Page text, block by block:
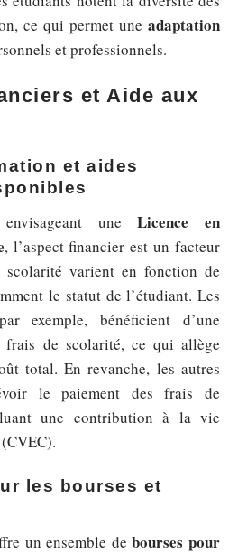
ce qui permet une adaptation
et professionnels.
et Aide aux
et aides
uneLicence en
, l’aspect financier est un facteur
scolarité varient en fonction de
le statut de l’étudiant. Les
exemple, bénéficient d’une
frais de scolarité, ce qui allège
total. En revanche, les autres
le paiement des frais de
une contribution à la vie
les bourses et
un ensemble debourses pour